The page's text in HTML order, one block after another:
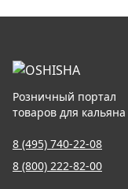
Розничный портал
товаров для кальяна
8 (495) 740-22-08
8 (800) 222-82-00